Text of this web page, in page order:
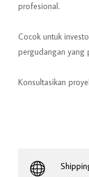
profesional.
Cocok untuk
pergudangan yang
Konsultasikan